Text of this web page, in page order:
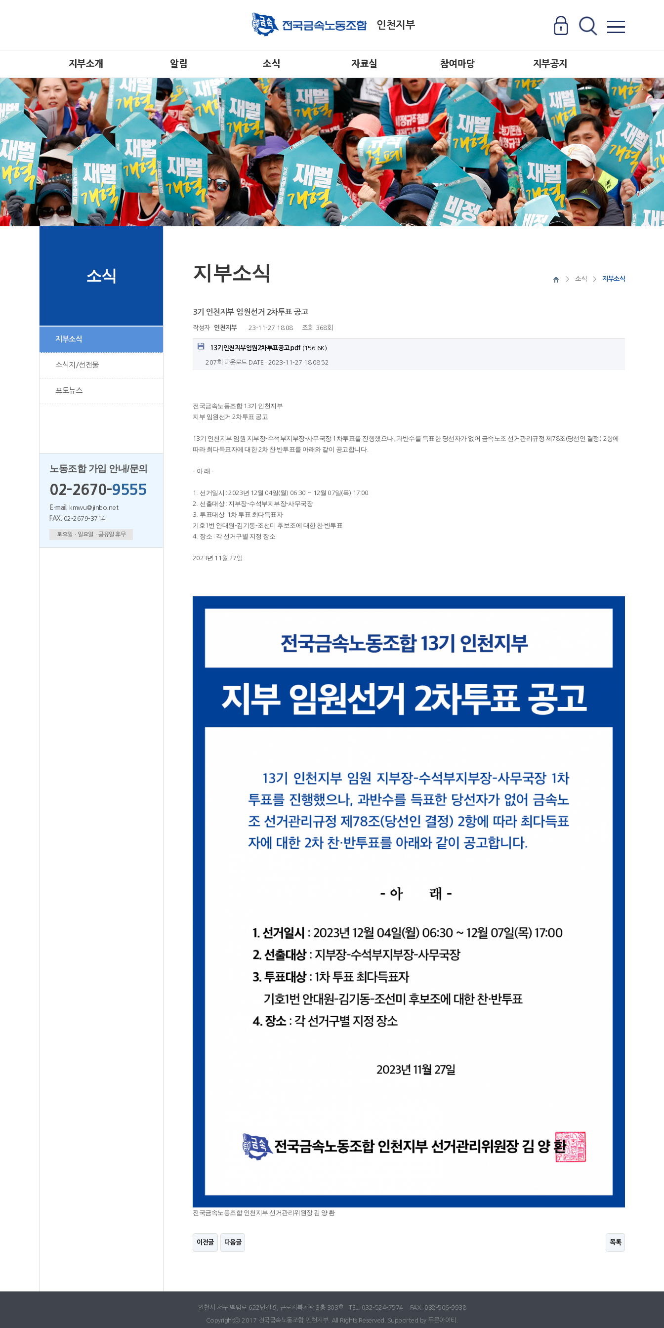
지부소개 알림 소식 자료실 참여마당 지부공지
소식
지부소식
소식지/선전물
포토뉴스
노동조합 가입 안내/문의
02-2670-9555
E-mail.
kmwu@jinbo.net
FAX.
02-2679-3714
토요일ㆍ일요일ㆍ공유일 휴무
지부소식 소식 지부소식
3기 인천지부 임원선거 2차투표 공고
작성자 인천지부 23-11-27 18:08 조회 368회
13기인천지부임원2차투표공고.pdf (156.6K)
207회 다운로드 DATE : 2023-11-27 18:08:52
전국금속노동조합 13기 인천지부
지부 임원선거 2차투표 공고
13기 인천지부 임원 지부장-수석부지부장-사무국장 1 차투표를 진행했으나,과반수를 득표한 당선자가 없어 금속노조 선거관리규정 제78조(당선인 결정 ) 2항에
따라 최다득표자에 대한 2차 찬·반투표를 아래와 같이 공고합니다.
- 아 래 -
1. 선거일시 : 2023년 12월 04일(월) 06:30 ~ 12월 07일(목) 17:00
2. 선출대상 : 지부장-수석부지부장-사무국장
3. 투표대상: 1 차 투표 최다득표자
기호1 번 안대원-김기동-조선미 후보조에 대한 찬·반투표
4. 장소 : 각 선거구별 지정 장소
2023년 11 월27일
전국금속노동조합 인천지부 선거관리위원장 김 양 환
이전글 다음글 목록
인천시 서구 백범로 622번길 9, 근로자복지관 3층 303호 TEL. 032-524-7574 FAX. 032-506-9938
Copyrightⓒ 2017 전국금속노동조합 인천지부. All Rights Reserved. Supported by푸른아이티.